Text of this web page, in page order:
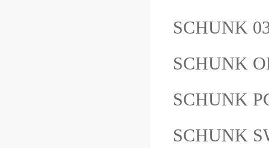
SCHUNK
SCHUNK
SCHUNK
SCHUNK